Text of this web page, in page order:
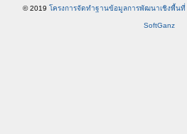
© 2019 โครงการจัดทำฐานข้อมูลการพัฒนาเชิงพื้นที่
SoftGanz